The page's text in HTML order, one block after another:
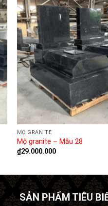
MỘ GRANITE
Mộ granite – Mẫu 28
₫29.000.000
SẢN PHẨM TIÊU